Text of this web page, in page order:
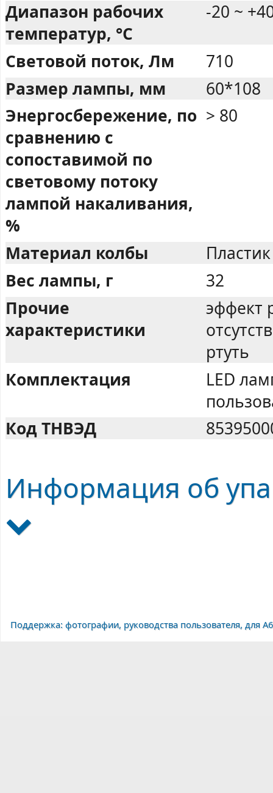
Диапазон рабочих
температур, °C
-20 ~
Световой поток, Лм
710
Размер лампы, мм
60*108
Энергосбережение, по
сравнению с
сопоставимой по
световому потоку
лампой накаливания,
%
> 80
Материал колбы
Пластик
Вес лампы, г
32
Прочие
характеристики
эффект
ртуть
Комплектация
LED
Код ТНВЭД
Информация об
Поддержка: фотографии, руководства пользователя, для